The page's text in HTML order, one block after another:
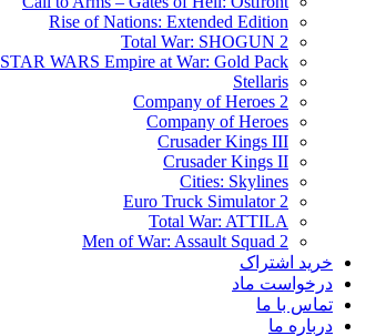
Rise of Nations: Extended Edition
Total War: SHOGUN 2
STAR WARS Empire at War: Gold Pack
Stellaris
Company of Heroes 2
Company of Heroes
Crusader Kings III
Crusader Kings II
Cities: Skylines
Euro Truck Simulator 2
Total War: ATTILA
Men of War: Assault Squad 2
خرید اشتراک
درخواست ماد
تماس با ما
درباره ما